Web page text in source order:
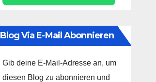
Blog Via E-Mail Abonnieren
Gib deine E-Mail-Adresse an, um
diesen Blog zu abonnieren und